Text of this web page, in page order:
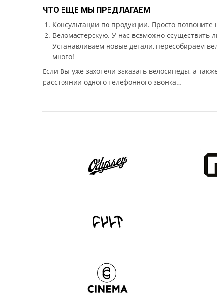
ЧТО ЕЩЕ МЫ ПРЕДЛАГАЕМ
Консультации по продукции. Просто
Веломастерскую. У нас возможно
Устанавливаем новые детали, пересобираем
много!
Если Вы уже захотели заказать велосипеды, а
расстоянии одного телефонного звонка…